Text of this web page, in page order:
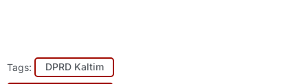
Tags: DPRD Kaltim